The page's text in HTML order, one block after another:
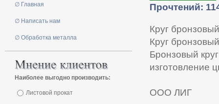
Прочтений:
Круг
Круг
Бронзовый
изготовление
ООО ЛИГ
∅ Главная
∅ Написать нам
∅ Обработка металла
Наиболее выгодно производить:
Листовой прокат